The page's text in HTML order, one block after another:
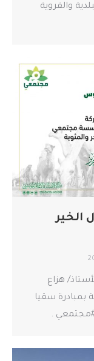
والقروية
الخير
هزاع
بمبادرة سقيا
.